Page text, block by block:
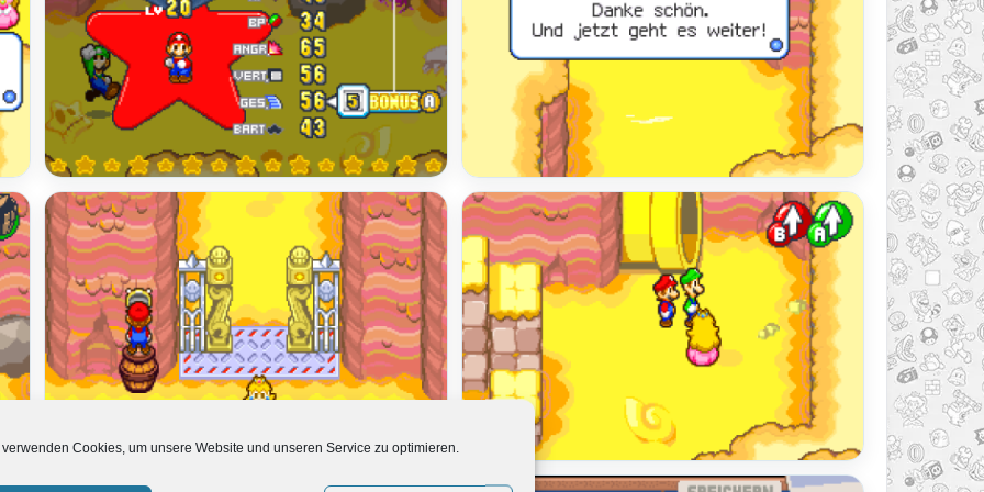
verwenden Cookies, um unsere Website und unseren Service zu optimieren.